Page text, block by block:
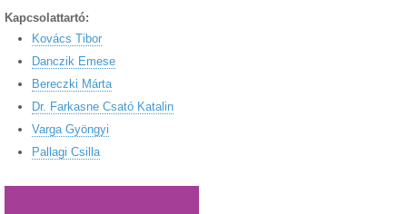
Kapcsolattartó:
Kovács Tibor
Danczik Emese
Bereczki Márta
Dr. Farkasne Csató Katalin
Varga Gyöngyi
Pallagi Csilla